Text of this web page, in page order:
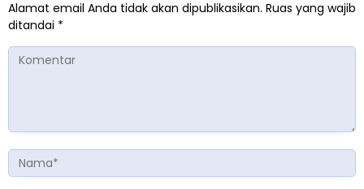
Alamat email Anda tidak akan dipublikasikan. Ruas yang wajib
ditandai *